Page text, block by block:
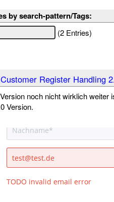
by search-pattern/Tags:
(2 Entries)
Register Handling
noch nicht wirklich
Version.